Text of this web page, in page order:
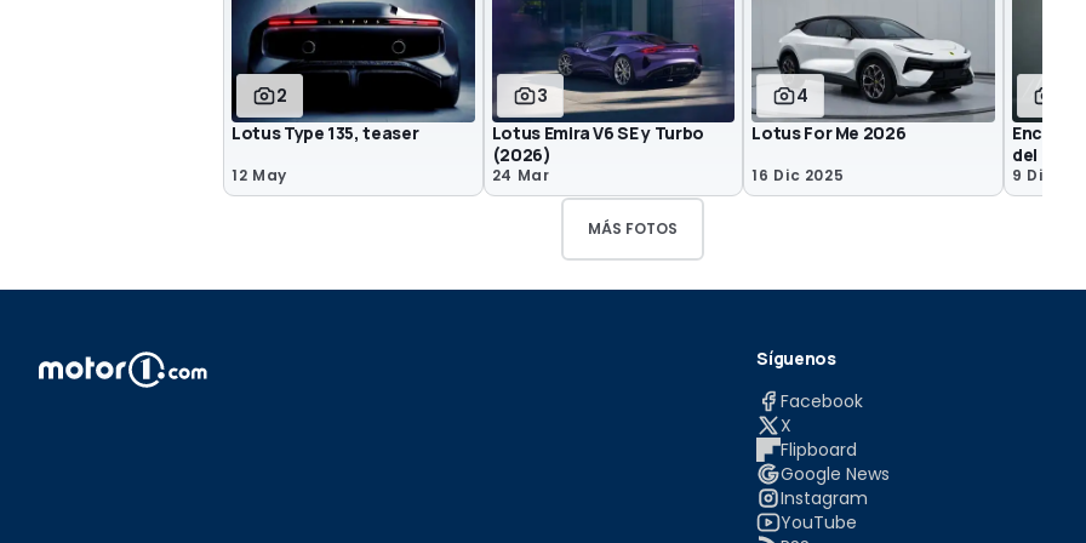
2
Lotus Type 135, teaser
12 May
3
Lotus Emira V6 SE y Turbo
(2026)
24 Mar
4
Lotus For Me 2026
16 Dic 2025
Encor
del
9 Dic 2025
MÁS FOTOS
Síguenos
Facebook
X
Flipboard
Google News
Instagram
YouTube